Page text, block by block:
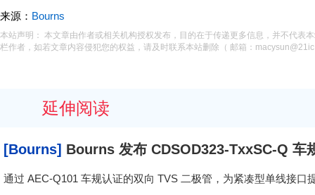
来源： Bourns
本站声明： 本文章由作者或相关机构授权发布，目的在于传递更多信息，并不代表
栏作者，如若文章内容侵犯您的权益，请及时联系本站删除（ 邮箱：
延伸阅读
[Bourns] Bourns 发布 CDSOD323-TxxSC-Q 车
装，提供高效 ESD 防护
通过 AEC-Q101 车规认证的双向 TVS 二极管，为紧凑型单线接口